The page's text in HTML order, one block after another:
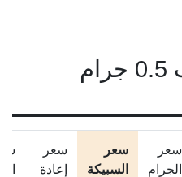
سعر سبيكة الذهب 0.5 جرام
سعر
الجرام
سعر
السبيكة
سعر
إعادة